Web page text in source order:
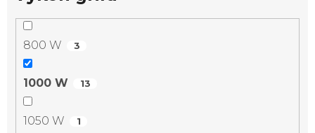
800 W 3
1000 W 13
1050 W 1